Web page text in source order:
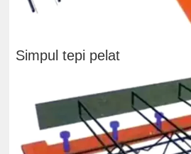
Simpul tepi pelat